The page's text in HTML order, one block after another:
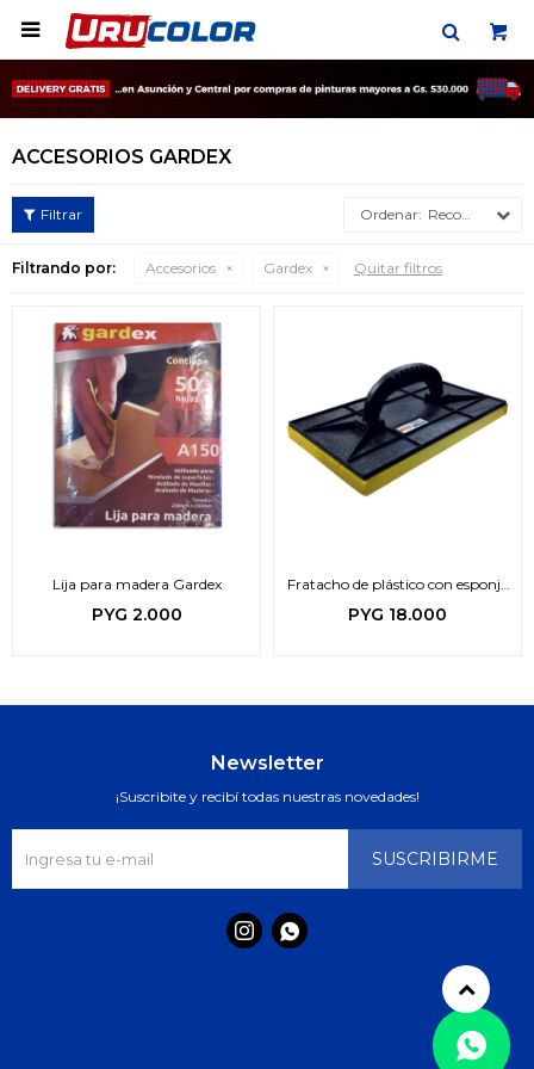

ACCESORIOS GARDEX
Recomendados
Filtrando por: Accesorios Gardex Quitar filtros
Lija para madera Gardex
PYG 2.000
Fratacho de plástico con esponja
Gardex
PYG 18.000
Newsletter
¡Suscribite y recibí todas nuestras novedades!
SUSCRIBIRME
 